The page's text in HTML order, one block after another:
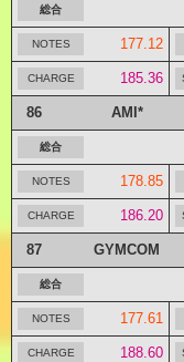
177.12
185.36
86 AMI*
178.85
186.20
87 GYMCOM
177.61
188.60